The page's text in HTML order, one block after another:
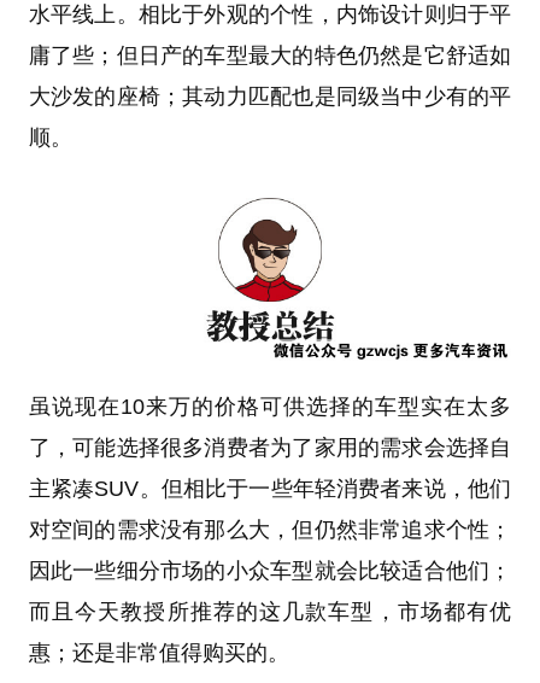
水平线上。相比于外观的个性，内饰设计则归于平
庸了些；但日产的车型最大的特色仍然是它舒适如
大沙发的座椅；其动力匹配也是同级当中少有的平
顺。
虽说现在10来万的价格可供选择的车型实在太多
了，可能选择很多消费者为了家用的需求会选择自
主紧凑SUV。但相比于一些年轻消费者来说，他们
对空间的需求没有那么大，但仍然非常追求个性；
因此一些细分市场的小众车型就会比较适合他们；
而且今天教授所推荐的这几款车型，市场都有优
惠；还是非常值得购买的。